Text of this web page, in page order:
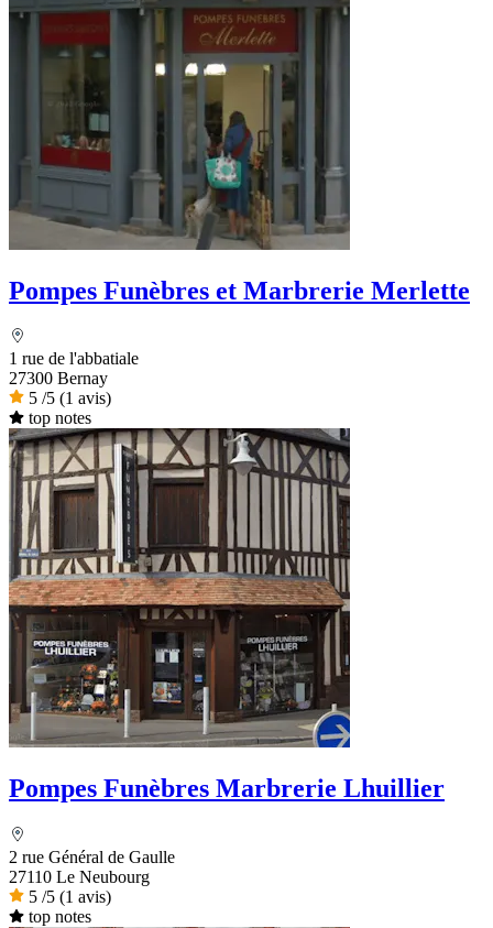
Pompes Funèbres et Marbrerie Merlette
1 rue de l'abbatiale
27300 Bernay
5 /5 (1 avis)
top notes
Pompes Funèbres Marbrerie Lhuillier
2 rue Général de Gaulle
27110 Le Neubourg
5 /5 (1 avis)
top notes